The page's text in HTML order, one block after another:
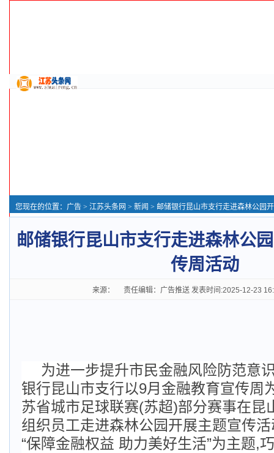
您现在的位置： 广告 > 江苏头条网 > 新闻 > 邮储银行昆山市支行走进森林公园开展
邮储银行昆山市支行走进森林公
传周活动
来源： 责任编辑：广告推送 发表时间:2025-12-23
为进一步提升市民金融风险防范意
银行昆山市支行以9月金融教育宣传周
苏省城市足球联赛(苏超)部分赛事在昆
组织员工走进森林公园开展主题宣传
“保障金融权益 助力美好生活”为主题,